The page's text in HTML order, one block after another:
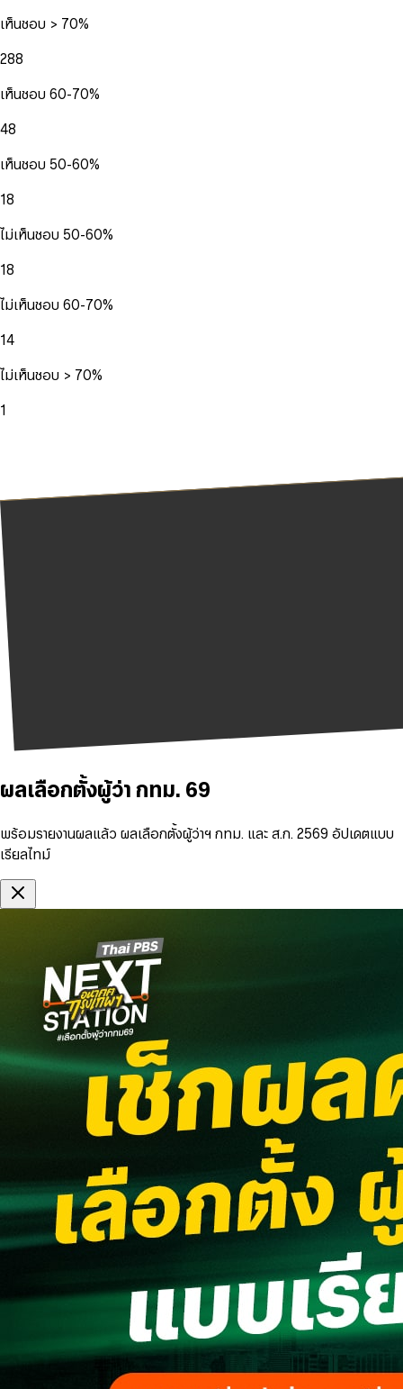
เห็นชอบ > 70%
288
เห็นชอบ 60-70%
48
เห็นชอบ 50-60%
18
ไม่เห็นชอบ 50-60%
18
ไม่เห็นชอบ 60-70%
14
ไม่เห็นชอบ > 70%
1
ผลเลือกตั้งผู้ว่า กทม. 69
พร้อมรายงานผลแล้ว ผลเลือกตั้งผู้ว่าฯ กทม. และ ส.ก. 2569 อัปเดตแบบ
เรียลไทม์